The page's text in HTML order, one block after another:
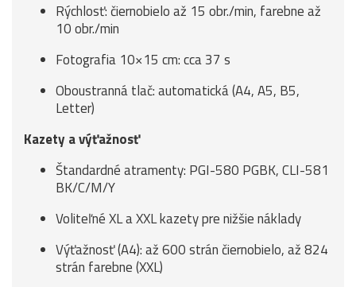
Rýchlosť: čiernobielo až 15 obr./min, farebne až
10 obr./min
Fotografia 10×15 cm: cca 37 s
Oboustranná tlač: automatická (A4, A5, B5,
Letter)
Kazety a výťažnosť
Štandardné atramenty: PGI-580 PGBK, CLI-581
BK/C/M/Y
Voliteľné XL a XXL kazety pre nižšie náklady
Výťažnosť (A4): až 600 strán čiernobielo, až 824
strán farebne (XXL)